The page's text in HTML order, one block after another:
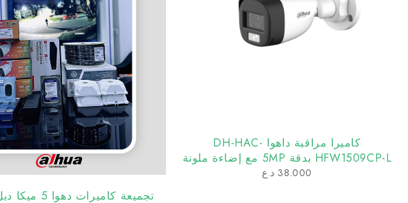
كاميرا مراقبة داهوا DH-HAC-
HFW1509CP-L بدقة 5MP مع إضاءة ملونة
ليلية ومايك مدمج
38.000 د.ع
تجميعة كاميرات دهوا 5 ميكا دبل فلاش